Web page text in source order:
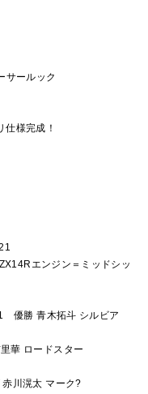
サールック
仕様完成！
エンジン＝ミッドシッ
優勝 青木拓斗 シルビア
華 ロードスター
川滉太 マーク?